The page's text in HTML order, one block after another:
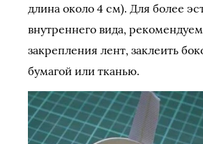
длина около 4 см). Для более
внутреннего вида,
закрепления лент, заклеить
бумагой или тканью.